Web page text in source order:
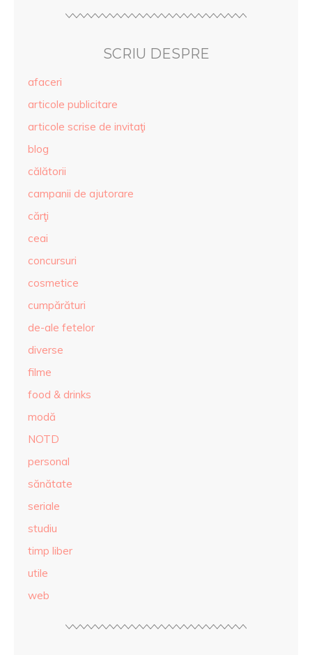
SCRIU DESPRE
afaceri
articole publicitare
articole scrise de invitaţi
blog
călătorii
campanii de ajutorare
cărţi
ceai
concursuri
cosmetice
cumpărături
de-ale fetelor
diverse
filme
food & drinks
modă
NOTD
personal
sănătate
seriale
studiu
timp liber
utile
web